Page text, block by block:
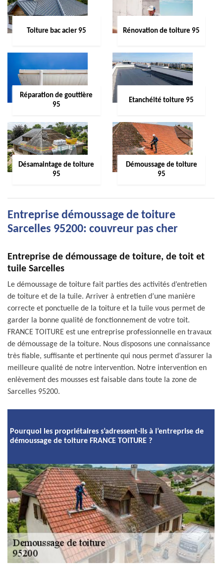
Toiture bac acier 95 Rénovation de toiture 95
Réparation de gouttière
95
Etanchéité toiture 95
Désamaintage de toiture
95
Démoussage de toiture
95
Entreprise démoussage de toiture
Sarcelles 95200: couvreur pas cher
Entreprise de démoussage de toiture, de toit et
tuile Sarcelles
Le démoussage de toiture fait parties des activités d’entretien
de toiture et de la tuile. Arriver à entretien d’une manière
correcte et ponctuelle de la toiture et la tuile vous permet de
garder la bonne qualité de fonctionnement de votre toit.
FRANCE TOITURE est une entreprise professionnelle en travaux
de démoussage de la toiture. Nous disposons une connaissance
très fiable, suffisante et pertinente qui nous permet d’assurer la
meilleure qualité de notre intervention. Notre intervention en
enlèvement des mousses est faisable dans toute la zone de
Sarcelles 95200.
Pourquoi les propriétaires s’adressent-ils à l’entreprise de
démoussage de toiture FRANCE TOITURE ?